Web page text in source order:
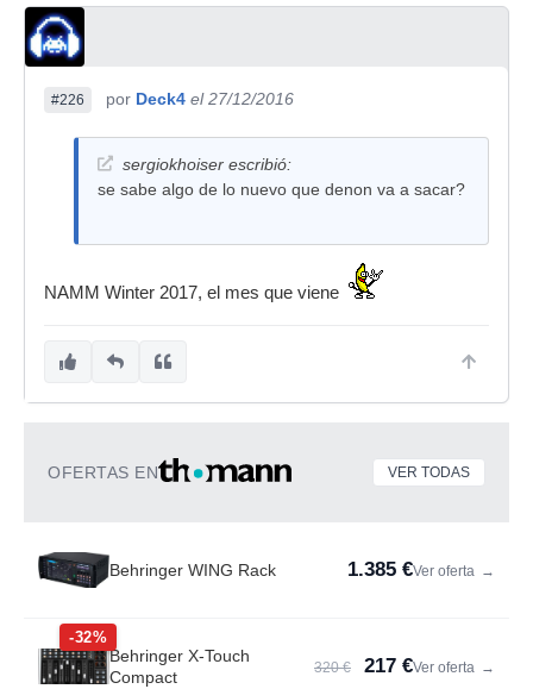
#226 por Deck4 el 27/12/2016
sergiokhoiser escribió:
se sabe algo de lo nuevo que denon va a sacar?
NAMM Winter 2017, el mes que viene
OFERTAS EN VER TODAS
Behringer WING Rack 1.385 €Ver oferta →
-32%
Behringer X-Touch
Compact
320 € 217 €Ver oferta →